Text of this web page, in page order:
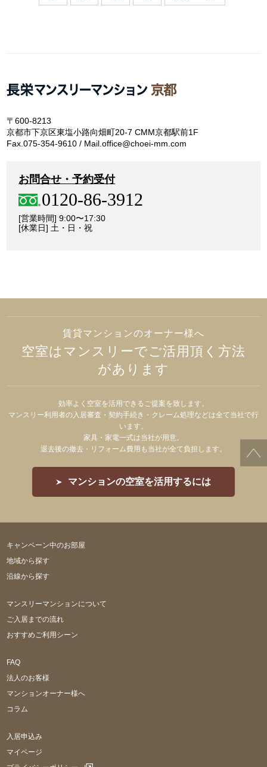
〒600-8213
京都市下京区東塩小路向畑町20-7 CMM京都駅前1F
Fax.075-354-9610 / Mail.office@choei-mm.com
お問合せ・予約受付
0120-86-3912
[営業時間] 9:00〜17:30
[休業日] 土・日・祝
賃貸マンションのオーナー様へ
空室はマンスリーでご活用頂く方法
があります
効率よく空室を活用できるご提案を致します。
マンスリー利用者の入居審査・契約手続き・クレーム処理などは全て当社で行
います。
家具・家電一式は当社が用意。
退去後の撤去・リフォーム費用も当社が全て負担します。
マンションの空室を活用するには
キャンペーン中のお部屋
地域から探す
沿線から探す
マンスリーマンションについて
ご入居までの流れ
おすすめご利用シーン
FAQ
法人のお客様
マンションオーナー様へ
コラム
入居申込み
マイページ